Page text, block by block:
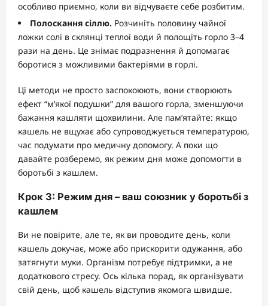
особливо приємно, коли ви відчуваєте себе розбитим.
Полоскання сіллю. Розчиніть половину чайної
ложки солі в склянці теплої води й полощіть горло 3–4
рази на день. Це знімає подразнення й допомагає
боротися з можливими бактеріями в горлі.
Ці методи не просто заспокоюють, вони створюють
ефект “м’якої подушки” для вашого горла, зменшуючи
бажання кашляти щохвилини. Але пам’ятайте: якщо
кашель не вщухає або супроводжується температурою,
час подумати про медичну допомогу. А поки що
давайте розберемо, як режим дня може допомогти в
боротьбі з кашлем.
Крок 3: Режим дня – ваш союзник у боротьбі з
кашлем
Ви не повірите, але те, як ви проводите день, коли
кашель докучає, може або прискорити одужання, або
затягнути муки. Організм потребує підтримки, а не
додаткового стресу. Ось кілька порад, як організувати
свій день, щоб кашель відступив якомога швидше.